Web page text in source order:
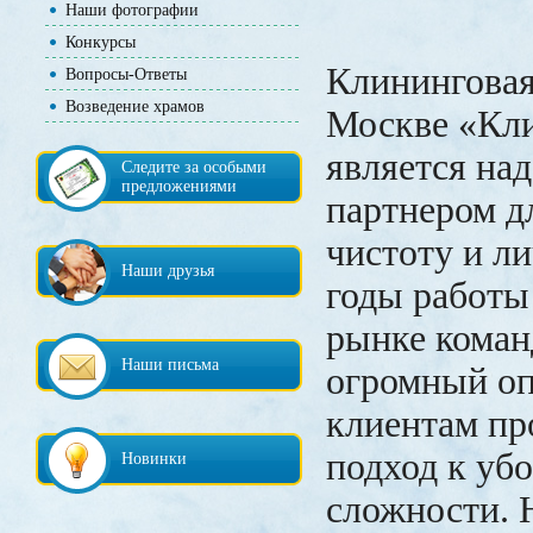
Наши фотографии
Конкурсы
Вопросы-Ответы
Возведение храмов
Следите за особыми
предложениями
Наши друзья
Наши письма
Новинки
Москве
является
партнером
чистоту и
годы
рынке
огромный
клиентам
подход к
сложности.